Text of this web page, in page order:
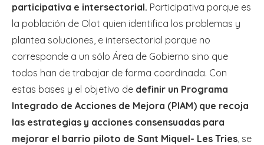
participativa e intersectorial. Participativa porque es
la población de Olot quien identifica los problemas y
plantea soluciones, e intersectorial porque no
corresponde a un sólo Área de Gobierno sino que
todos han de trabajar de forma coordinada. Con
estas bases y el objetivo de definir un Programa
Integrado de Acciones de Mejora (PIAM) que recoja
las estrategias y acciones consensuadas para
mejorar el barrio piloto de Sant Miquel- Les Tries , se